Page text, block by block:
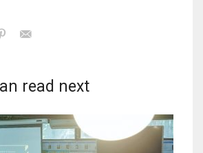
read next